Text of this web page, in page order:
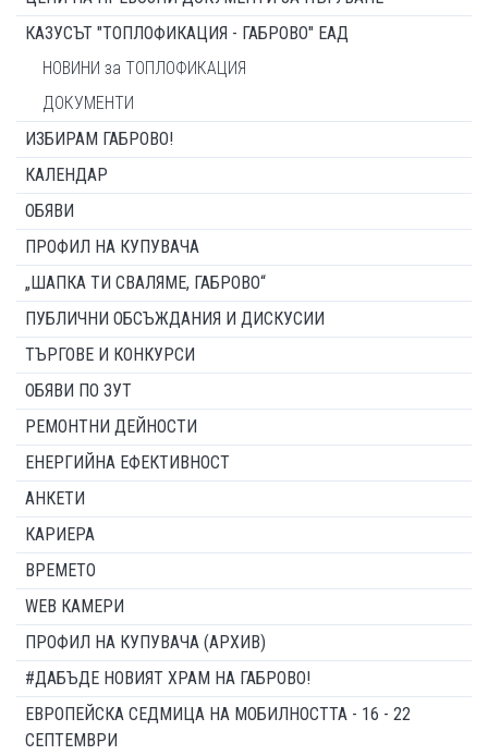
КАЗУСЪТ "ТОПЛОФИКАЦИЯ - ГАБРОВО" ЕАД
НОВИНИ за ТОПЛОФИКАЦИЯ
ДОКУМЕНТИ
ИЗБИРАМ ГАБРОВО!
КАЛЕНДАР
ОБЯВИ
ПРОФИЛ НА КУПУВАЧА
„ШАПКА ТИ СВАЛЯМЕ, ГАБРОВО“
ПУБЛИЧНИ ОБСЪЖДАНИЯ И ДИСКУСИИ
ТЪРГОВЕ И КОНКУРСИ
ОБЯВИ ПО ЗУТ
РЕМОНТНИ ДЕЙНОСТИ
ЕНЕРГИЙНА ЕФЕКТИВНОСТ
АНКЕТИ
КАРИЕРА
ВРЕМЕТО
WEB КАМЕРИ
ПРОФИЛ НА КУПУВАЧА (АРХИВ)
#ДАБЪДЕ НОВИЯТ ХРАМ НА ГАБРОВО!
ЕВРОПЕЙСКА СЕДМИЦА НА МОБИЛНОСТТА - 16 - 22
СЕПТЕМВРИ